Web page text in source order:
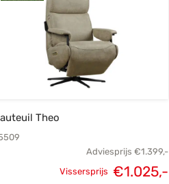
Theo
Adviesprijs €1.399,-
Vissersprijs €1.025,-